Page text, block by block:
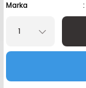
Hoparlör Takımları
Hoparlör Takımları
Takımları
Marka